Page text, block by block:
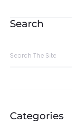
entradas
Search
Categories